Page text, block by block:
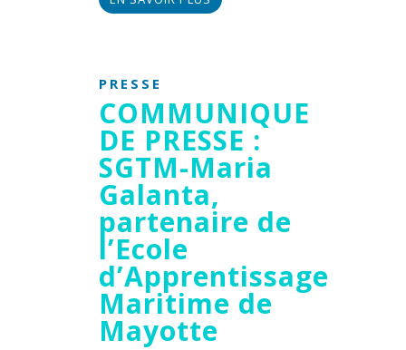
PRESSE
COMMUNIQUE
DE PRESSE :
SGTM-Maria
Galanta,
partenaire de
l’Ecole
d’Apprentissage
Maritime de
Mayotte